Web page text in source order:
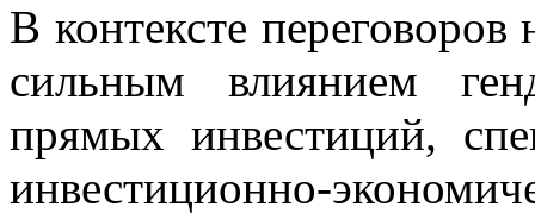
В контексте
сильным влиянием
прямых инвестиций,
инвестиционно-